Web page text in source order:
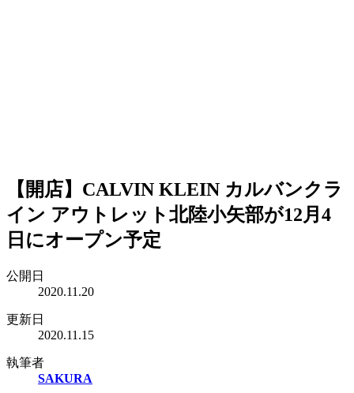
【開店】CALVIN KLEIN カルバンクラ
イン アウトレット北陸小矢部が12月4
日にオープン予定
公開日
2020.11.20
更新日
2020.11.15
執筆者
SAKURA